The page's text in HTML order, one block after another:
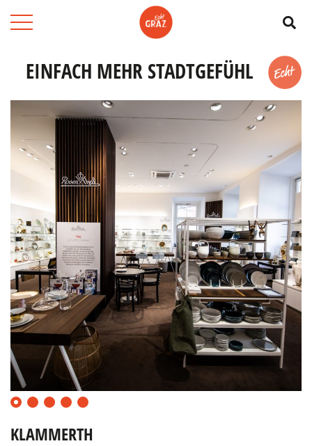
EINFACH MEHR STADTGEFÜHL
0 1 2 3 4
KLAMMERTH